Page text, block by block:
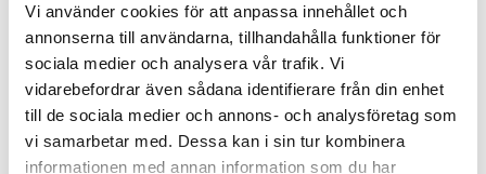
Vi använder cookies för att anpassa innehållet och
annonserna till användarna, tillhandahålla funktioner för
sociala medier och analysera vår trafik. Vi
vidarebefordrar även sådana identifierare från din enhet
till de sociala medier och annons- och analysföretag som
vi samarbetar med. Dessa kan i sin tur kombinera
informationen med annan information som du har
Klart: Ingångslönen höjs med 2 300
kronor
Insändare: Miljoner i sjön –